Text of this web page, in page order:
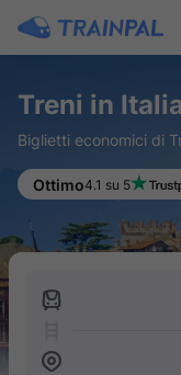
Treni in
Biglietti economici di
Ottimo4.1 su 5
󱍉
󱒣